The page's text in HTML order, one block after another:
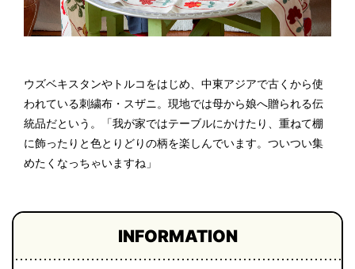
ウズベキスタンやトルコをはじめ、中東アジアで古くから使
われている刺繍布・スザニ。現地では母から娘へ贈られる伝
統品だという。「我が家ではテーブルにかけたり、重ねて棚
に飾ったりと色とりどりの柄を楽しんでいます。ついつい集
めたくなっちゃいますね」
INFORMATION